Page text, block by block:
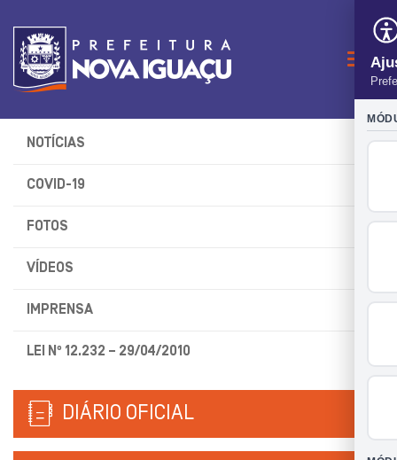
NOTÍCIAS
COVID-19
FOTOS
VÍDEOS
IMPRENSA
LEI Nº 12.232 – 29/04/2010
DIÁRIO OFICIAL